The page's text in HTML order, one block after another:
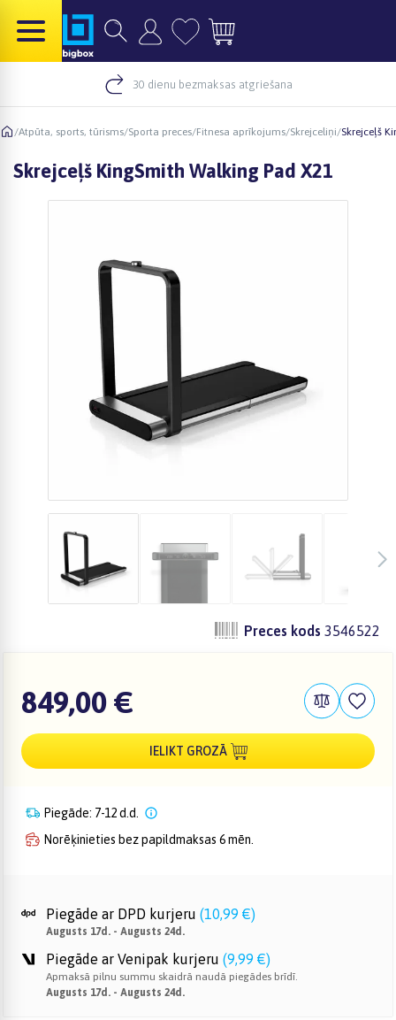
30 dienu bezmaksas atgriešana
/Atpūta, sports, tūrisms/Sporta preces/Fitnesa aprīkojums/Skrejceliņi/Skrejceļš
Skrejceļš KingSmith Walking Pad X21
Preces kods 3546522
849,00 €
IELIKT GROZĀ
Piegāde: 7-12 d.d.
Norēķinieties bez papildmaksas 6 mēn.
Piegāde ar DPD kurjeru (10,99 €)
Augusts 17d. - Augusts 24d.
Piegāde ar Venipak kurjeru (9,99 €)
Apmaksā pilnu summu skaidrā naudā piegādes brīdī.
Augusts 17d. - Augusts 24d.